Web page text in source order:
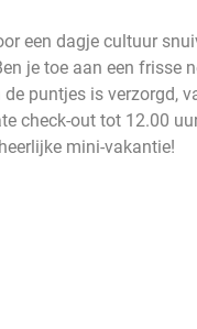
een dagje cultuur
je toe aan een frisse
puntjes is verzorgd,
check-out tot 12.00
mini-vakantie!